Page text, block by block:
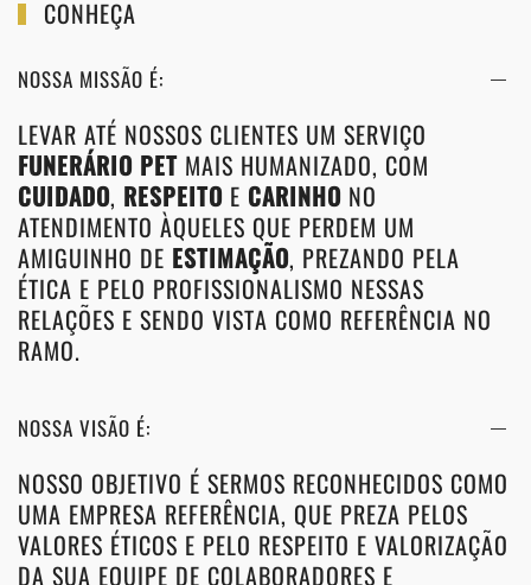
CONHEÇA
NOSSA MISSÃO É:
LEVAR ATÉ NOSSOS CLIENTES UM SERVIÇO
FUNERÁRIO PET MAIS HUMANIZADO, COM
CUIDADO, RESPEITO E CARINHO NO
ATENDIMENTO ÀQUELES QUE PERDEM UM
AMIGUINHO DE ESTIMAÇÃO, PREZANDO PELA
ÉTICA E PELO PROFISSIONALISMO NESSAS
RELAÇÕES E SENDO VISTA COMO REFERÊNCIA NO
RAMO.
NOSSA VISÃO É:
NOSSO OBJETIVO É SERMOS RECONHECIDOS COMO
UMA EMPRESA REFERÊNCIA, QUE PREZA PELOS
VALORES ÉTICOS E PELO RESPEITO E VALORIZAÇÃO
DA SUA EQUIPE DE COLABORADORES E